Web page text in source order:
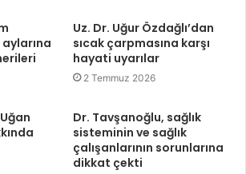
Uz. Dr. Uğur Özdağlı’dan
sıcak çarpmasına karşı
hayati uyarılar
2 Temmuz 2026
Dr. Tavşanoğlu, sağlık
sisteminin ve sağlık
çalışanlarının sorunlarına
dikkat çekti